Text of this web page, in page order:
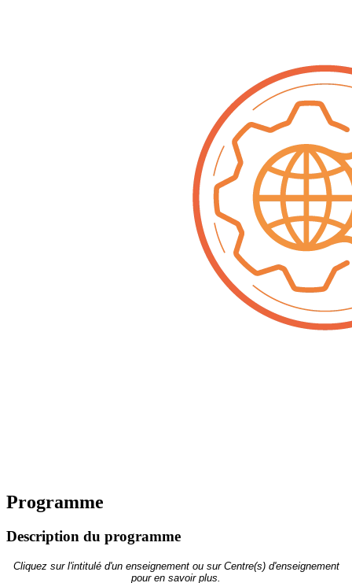
Programme
Description du programme
Cliquez sur l'intitulé d'un enseignement ou sur Centre(s) d'enseignement
pour en savoir plus.